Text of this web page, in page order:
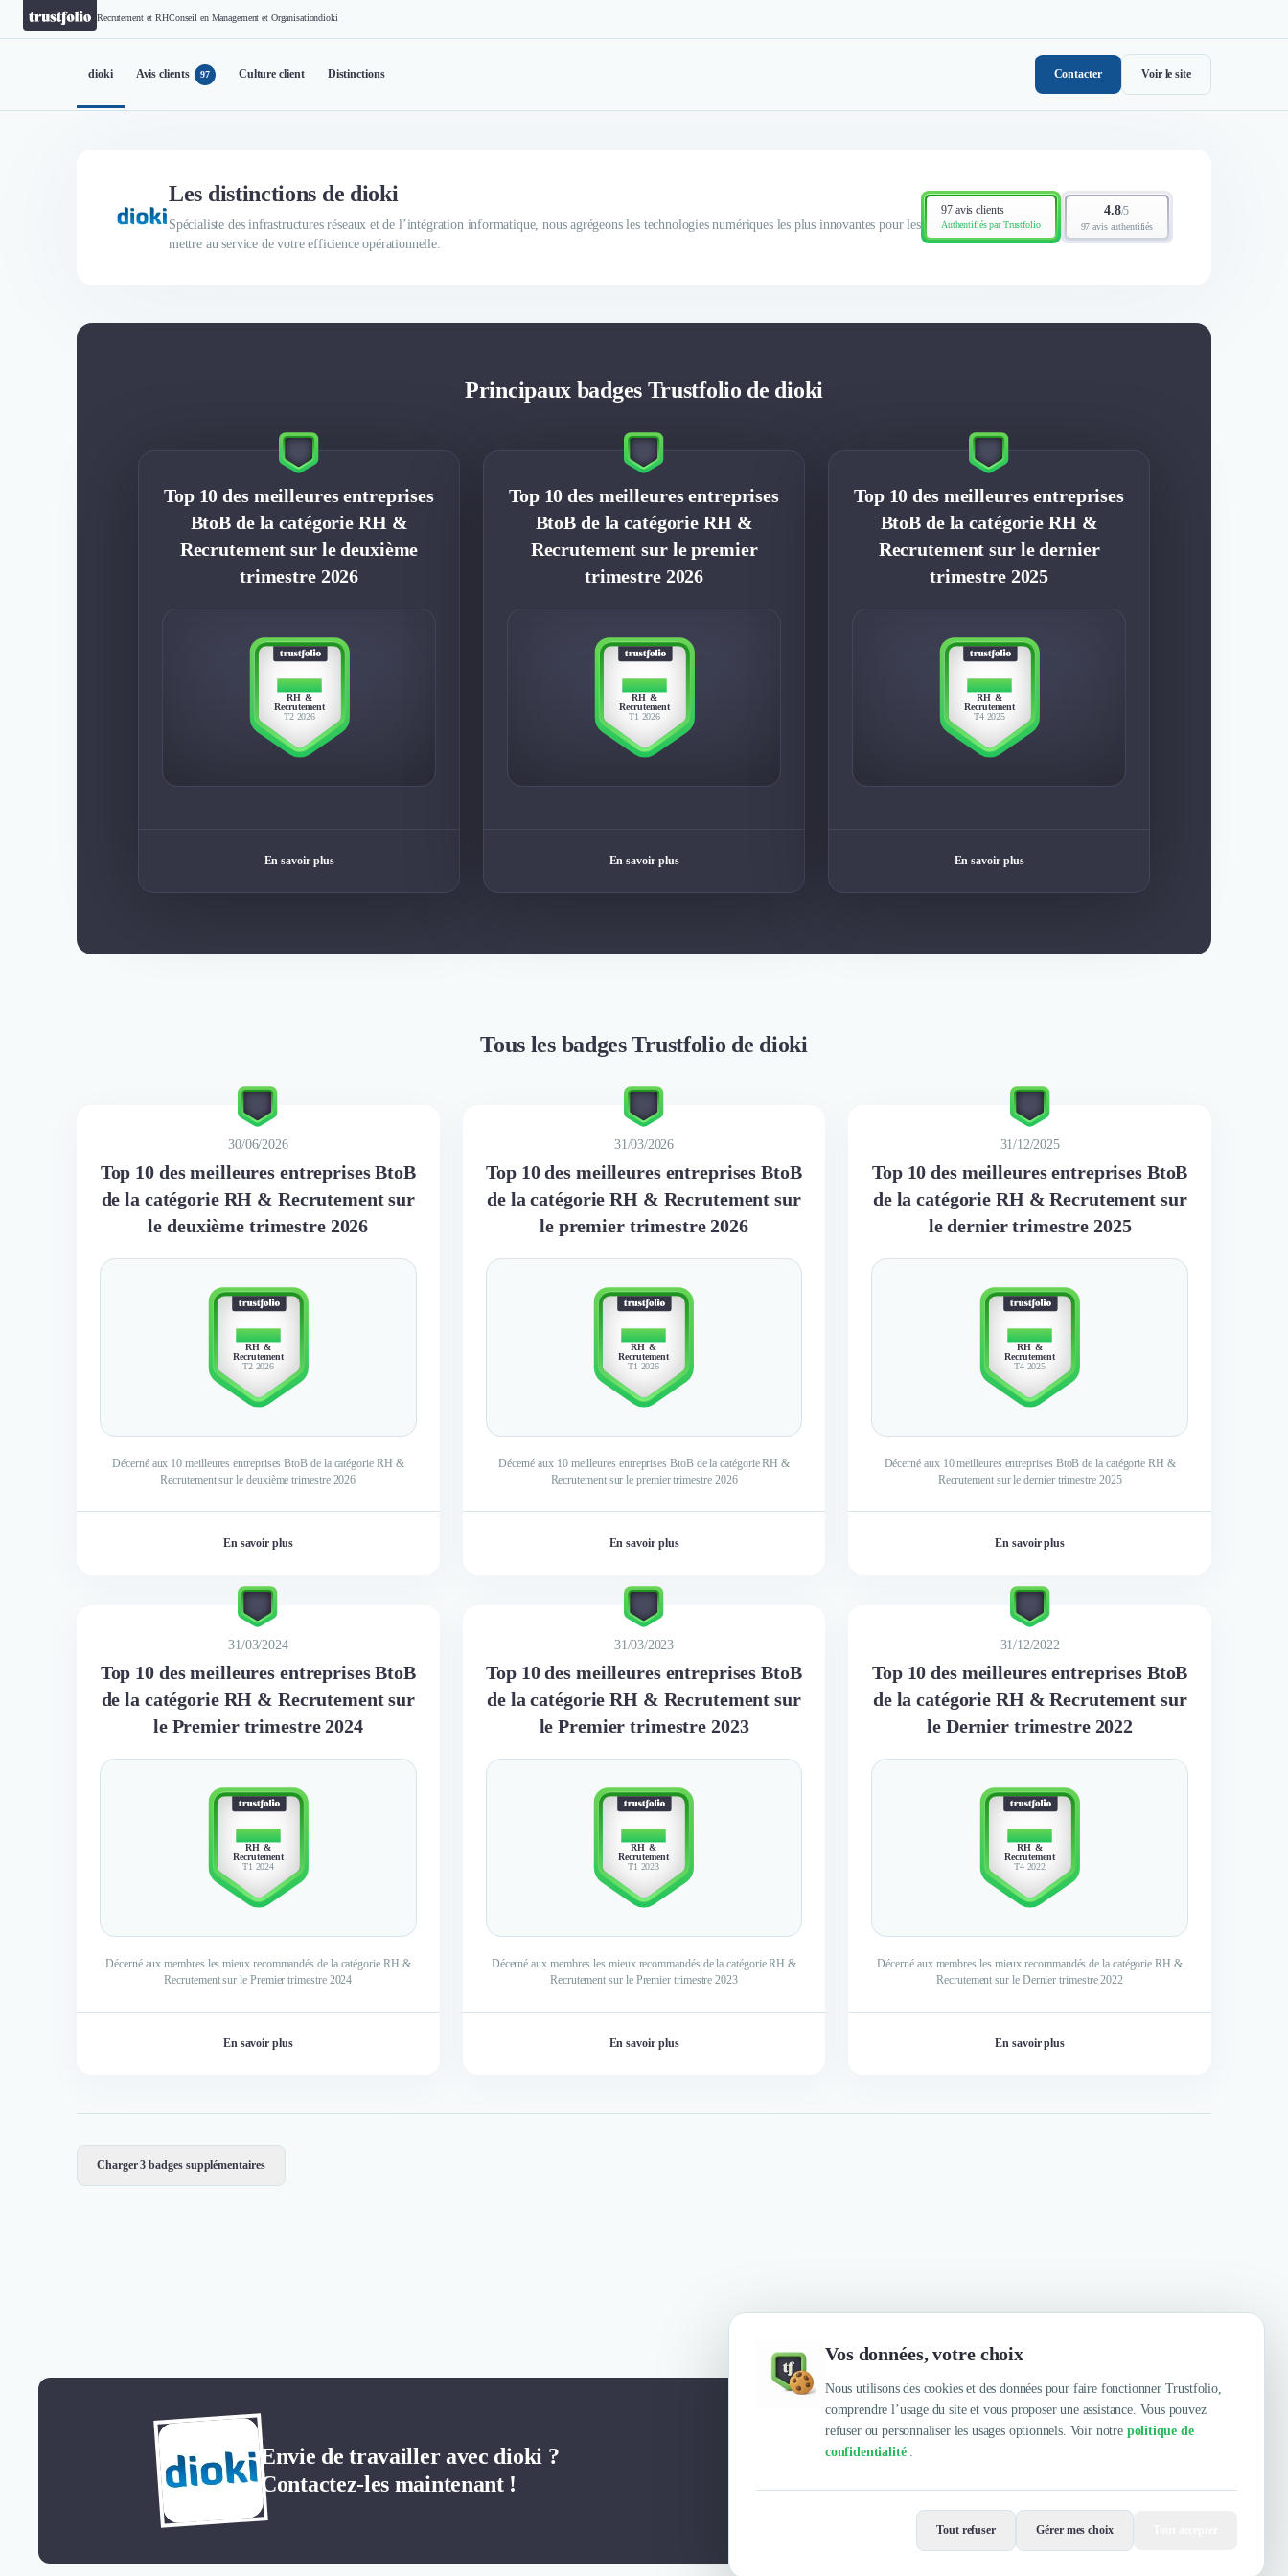
Vos données, votre choix
Nous utilisons des cookies et des données pour faire fonctionner Trustfolio,
comprendre l’usage du site et vous proposer une assistance. Vous pouvez
refuser ou personnaliser les usages optionnels. Voir notre politique de
confidentialité.
Tout refuser Gérer mes choix
Recrutement et RHConseil en Management et Organisationdioki
Contacter Voir le site
dioki Avis clients 97 Culture client Distinctions
Les distinctions de dioki
Spécialiste des infrastructures réseaux et de l’intégration informatique, nous agrégeons les technologies numériques les plus innovantes pour les
mettre au service de votre efficience opérationnelle.
97 avis clients
Authentifiés par Trustfolio
4.8/5
97 avis authentifiés
Principaux badges Trustfolio de dioki
Top 10 des meilleures entreprises
BtoB de la catégorie RH &
Recrutement sur le deuxième
trimestre 2026
TOP 10
RH &
Recrutement
T2 2026
En savoir plus
Top 10 des meilleures entreprises
BtoB de la catégorie RH &
Recrutement sur le premier
trimestre 2026
TOP 10
RH &
Recrutement
T1 2026
En savoir plus
Top 10 des meilleures entreprises
BtoB de la catégorie RH &
Recrutement sur le dernier
trimestre 2025
TOP 10
RH &
Recrutement
T4 2025
En savoir plus
Tous les badges Trustfolio de dioki
30/06/2026
Top 10 des meilleures entreprises BtoB
de la catégorie RH & Recrutement sur
le deuxième trimestre 2026
TOP 10
RH &
Recrutement
T2 2026
Décerné aux 10 meilleures entreprises BtoB de la catégorie RH &
Recrutement sur le deuxième trimestre 2026
En savoir plus
31/03/2026
Top 10 des meilleures entreprises BtoB
de la catégorie RH & Recrutement sur
le premier trimestre 2026
TOP 10
RH &
Recrutement
T1 2026
Décerné aux 10 meilleures entreprises BtoB de la catégorie RH &
Recrutement sur le premier trimestre 2026
En savoir plus
31/12/2025
Top 10 des meilleures entreprises BtoB
de la catégorie RH & Recrutement sur
le dernier trimestre 2025
TOP 10
RH &
Recrutement
T4 2025
Décerné aux 10 meilleures entreprises BtoB de la catégorie RH &
Recrutement sur le dernier trimestre 2025
En savoir plus
31/03/2024
Top 10 des meilleures entreprises BtoB
de la catégorie RH & Recrutement sur
le Premier trimestre 2024
TOP 10
RH &
Recrutement
T1 2024
Décerné aux membres les mieux recommandés de la catégorie RH &
Recrutement sur le Premier trimestre 2024
En savoir plus
31/03/2023
Top 10 des meilleures entreprises BtoB
de la catégorie RH & Recrutement sur
le Premier trimestre 2023
TOP 10
RH &
Recrutement
T1 2023
Décerné aux membres les mieux recommandés de la catégorie RH &
Recrutement sur le Premier trimestre 2023
En savoir plus
31/12/2022
Top 10 des meilleures entreprises BtoB
de la catégorie RH & Recrutement sur
le Dernier trimestre 2022
TOP 10
RH &
Recrutement
T4 2022
Décerné aux membres les mieux recommandés de la catégorie RH &
Recrutement sur le Dernier trimestre 2022
En savoir plus
Charger 3 badges supplémentaires
Envie de travailler avec dioki ?
Contactez-les maintenant !